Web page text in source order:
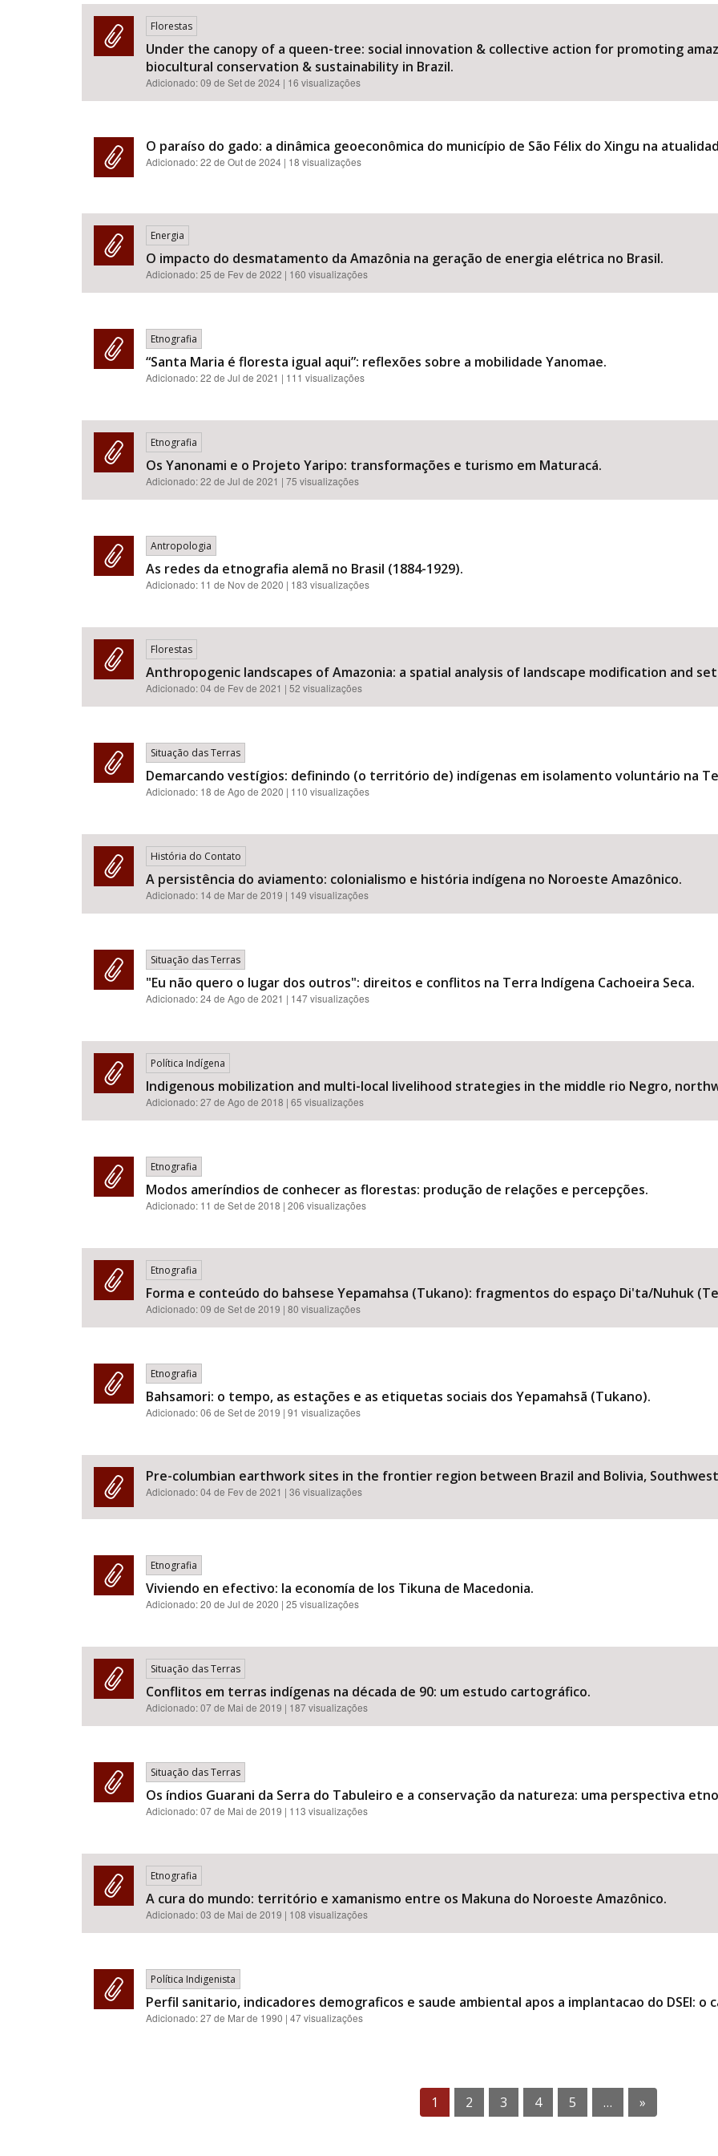
Área de Levantamento
Florestas
Under the canopy of a queen-tree: social innovation & collective action for promoting
biocultural conservation & sustainability in Brazil.
Adicionado:09 de Set de 2024 | 16 visualizações
O paraíso do gado: a dinâmica geoeconômica do município de São Félix do Xingu na
Adicionado:22 de Out de 2024 | 18 visualizações
Energia
O impacto do desmatamento da Amazônia na geração de energia elétrica no Brasil.
Adicionado:25 de Fev de 2022 | 160 visualizações
Etnografia
“Santa Maria é floresta igual aqui”: reflexões sobre a mobilidade Yanomae.
Adicionado:22 de Jul de 2021 | 111 visualizações
Etnografia
Os Yanonami e o Projeto Yaripo: transformações e turismo em Maturacá.
Adicionado:22 de Jul de 2021 | 75 visualizações
Antropologia
As redes da etnografia alemã no Brasil (1884-1929).
Adicionado: 11 de Nov de 2020 | 183 visualizações
Florestas
Anthropogenic landscapes of Amazonia: a spatial analysis of landscape modification and
Adicionado:04 de Fev de 2021 | 52 visualizações
Situação das Terras
Demarcando vestígios: definindo (o território de) indígenas em isolamento voluntário na
Adicionado: 18 de Ago de 2020 | 110 visualizações
História do Contato
A persistência do aviamento: colonialismo e história indígena no Noroeste Amazônico.
Adicionado: 14 de Mar de 2019 | 149 visualizações
Situação das Terras
"Eu não quero o lugar dos outros": direitos e conflitos na Terra Indígena Cachoeira Seca.
Adicionado:24 de Ago de 2021 | 147 visualizações
Política Indígena
Indigenous mobilization and multi-local livelihood strategies in the middle rio Negro,
Adicionado:27 de Ago de 2018 | 65 visualizações
Etnografia
Modos ameríndios de conhecer as florestas: produção de relações e percepções.
Adicionado: 11 de Set de 2018 | 206 visualizações
Etnografia
Forma e conteúdo do bahsese Yepamahsa (Tukano): fragmentos do espaço Di'ta/Nuhuk
Adicionado:09 de Set de 2019 | 80 visualizações
Etnografia
Bahsamori: o tempo, as estações e as etiquetas sociais dos Yepamahsã (Tukano).
Adicionado:06 de Set de 2019 | 91 visualizações
Pre-columbian earthwork sites in the frontier region between Brazil and Bolivia,
Adicionado:04 de Fev de 2021 | 36 visualizações
Etnografia
Viviendo en efectivo: la economía de los Tikuna de Macedonia.
Adicionado:20 de Jul de 2020 | 25 visualizações
Situação das Terras
Conflitos em terras indígenas na década de 90: um estudo cartográfico.
Adicionado:07 de Mai de 2019 | 187 visualizações
Situação das Terras
Os índios Guarani da Serra do Tabuleiro e a conservação da natureza: uma perspectiva
Adicionado:07 de Mai de 2019 | 113 visualizações
Etnografia
A cura do mundo: território e xamanismo entre os Makuna do Noroeste Amazônico.
Adicionado:03 de Mai de 2019 | 108 visualizações
Política Indigenista
Perfil sanitario, indicadores demograficos e saude ambiental apos a implantacao do DSEI: o
Adicionado:27 de Mar de 1990 | 47 visualizações
1 2 3 4 5 … »